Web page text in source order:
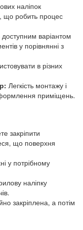
наліпок
що робить процес
варіантом
у порівнянні з
в різних
Легкість монтажу і
приміщень.
закріпити
що поверхня
у потрібному
наліпку
закріплена, а потім